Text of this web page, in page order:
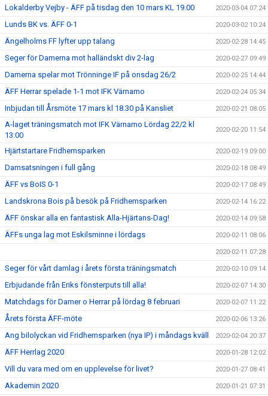
Lokalderby Vejby - ÄFF på tisdag den 10 mars KL 19.00 2020-03-04 07:24
Lunds BK vs. ÄFF 0-1 2020-03-02 10:24
Ängelholms FF lyfter upp talang 2020-02-28 14:45
Seger för Damerna mot halländskt div 2-lag 2020-02-27 09:49
Damerna spelar mot Trönninge IF på onsdag 26/2 2020-02-25 14:44
ÄFF Herrar spelade 1-1 mot IFK Värnamo 2020-02-24 05:34
Inbjudan till Årsmöte 17 mars kl 18.30 på Kansliet 2020-02-21 08:05
A-laget träningsmatch mot IFK Värnamo Lördag 22/2 kl
13:00
2020-02-20 11:54
Hjärtstartare Fridhemsparken 2020-02-19 09:00
Damsatsningen i full gång 2020-02-18 08:49
ÄFF vs BoIS 0-1 2020-02-17 08:49
Landskrona Bois på besök på Fridhemsparken 2020-02-14 16:22
ÄFF önskar alla en fantastisk Alla-Hjärtans-Dag! 2020-02-14 09:58
ÄFFs unga lag mot Eskilsminne i lördags 2020-02-11 08:06
2020-02-11 07:28
Seger för vårt damlag i årets första träningsmatch 2020-02-10 09:14
Erbjudande från Eriks fönsterputs till alla! 2020-02-07 14:30
Matchdags för Damer o Herrar på lördag 8 februari 2020-02-07 11:22
Årets första ÄFF-möte 2020-02-06 13:26
Ang bilolyckan vid Fridhemsparken (nya IP) i måndags kväll 2020-02-04 20:37
ÄFF Herrlag 2020 2020-01-28 12:02
Vill du vara med om en upplevelse för livet? 2020-01-27 08:41
Akademin 2020 2020-01-21 07:31